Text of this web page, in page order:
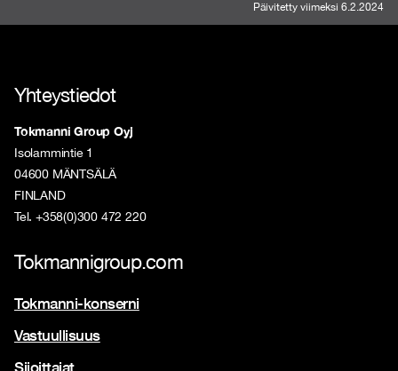
Päivitetty viimeksi 6.2.2024
Yhteystiedot
Tokmanni Group Oyj
Isolammintie 1
04600 MÄNTSÄLÄ
FINLAND
Tel. +358(0)300 472 220
Tokmannigroup.com
Tokmanni-konserni
Vastuullisuus